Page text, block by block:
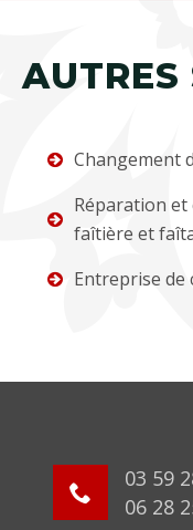
AUTRES
Changement
Réparation et
faîtière et
Entreprise
03 59
06 28